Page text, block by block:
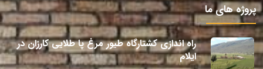
پروژه های ما
راه اندازی کشتارگاه طیور مرغ پا طلایی کارزان در
ایلام